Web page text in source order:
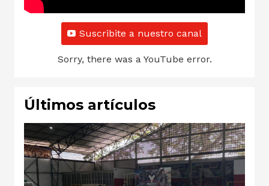
Suscribite a nuestro canal
Sorry, there was a YouTube error.
Últimos artículos